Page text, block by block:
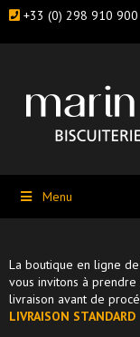
+33 (0) 298 910 900
Menu
La boutique en ligne
vous invitons à
livraison avant de
LIVRAISON STANDARD